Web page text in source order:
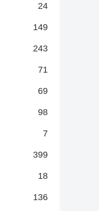
24
149
243
71
69
98
7
399
18
136